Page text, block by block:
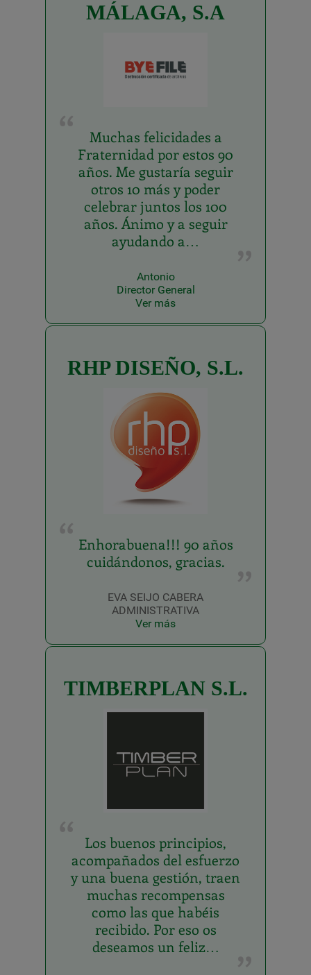
MÁLAGA, S.A
Muchas felicidades a
Fraternidad por estos 90
años. Me gustaría seguir
otros 10 más y poder
celebrar juntos los 100
años. Ánimo y a seguir
ayudando a…
Antonio
Director General
Ver más
RHP DISEÑO, S.L.
Enhorabuena!!! 90 años
cuidándonos, gracias.
EVA SEIJO CABERA
ADMINISTRATIVA
Ver más
TIMBERPLAN S.L.
Los buenos principios,
acompañados del esfuerzo
y una buena gestión, traen
muchas recompensas
como las que habéis
recibido. Por eso os
deseamos un feliz…